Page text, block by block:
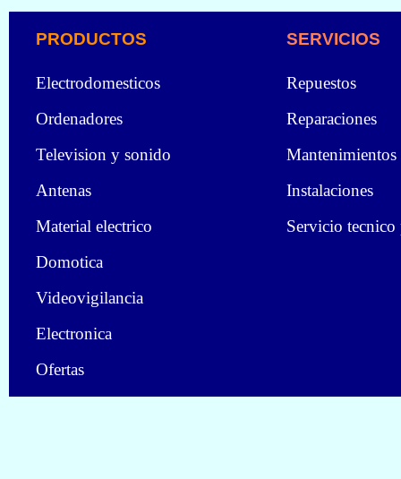
Electrodomesticos
Ordenadores
Television y sonido
Antenas
Material electrico
Domotica
Videovigilancia
Electronica
Ofertas
Repuestos
Reparaciones
Mantenimientos
Instalaciones
Servicio
SERVICIOS
PRODUCTOS